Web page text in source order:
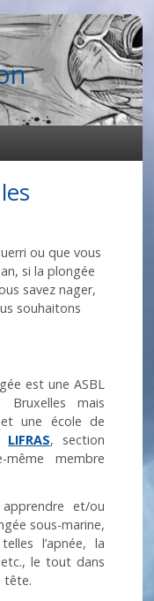
ou que vous
si la plongée
savez nager,
souhaitons
est une ASBL
Bruxelles mais
une école de
LIFRAS, section
même membre
et/ou
sous-marine,
l’apnée, la
le tout dans
tête.